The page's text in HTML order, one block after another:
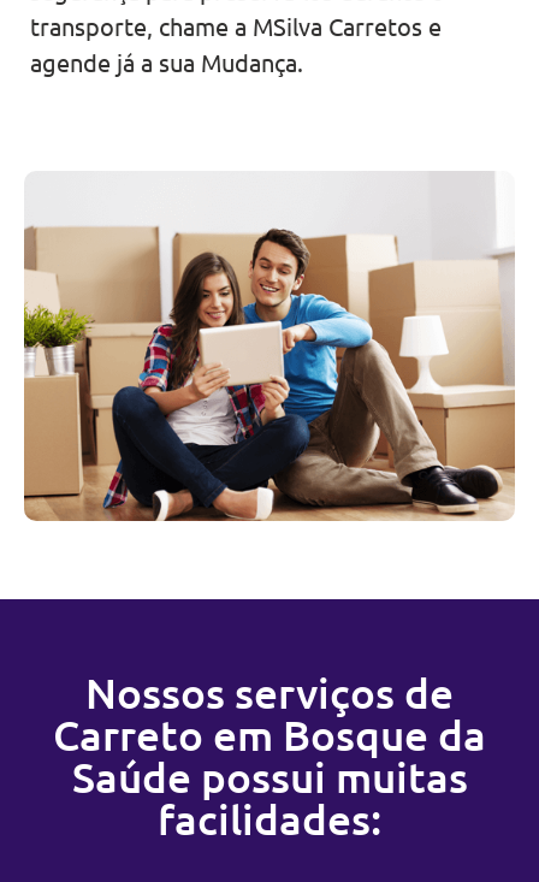
transporte, chame a MSilva Carretos e
agende já a sua Mudança.
Nossos serviços de
Carreto em Bosque da
Saúde possui muitas
facilidades: